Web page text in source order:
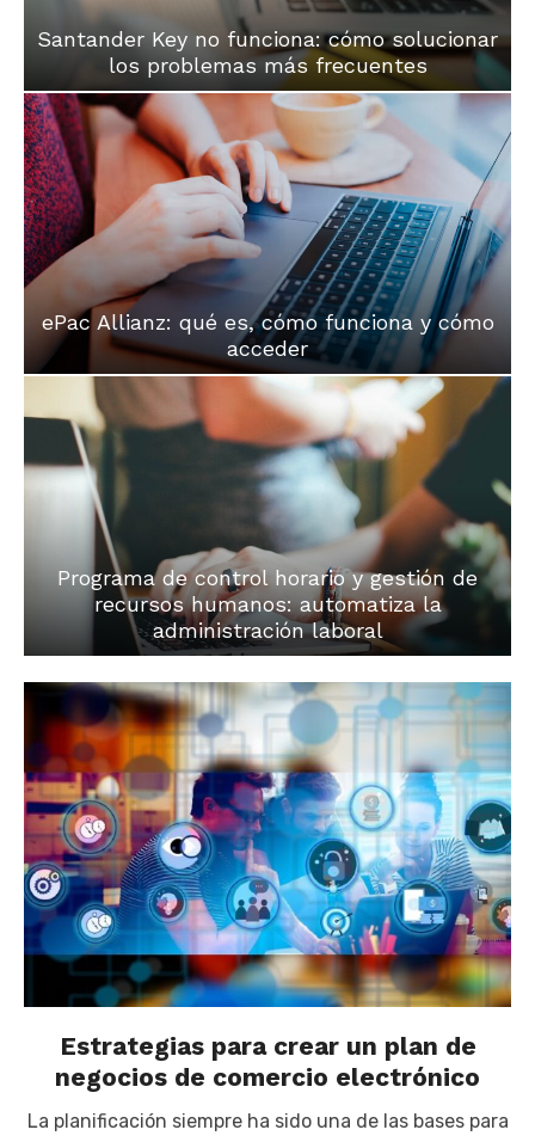
Santander Key no funciona: cómo solucionar
los problemas más frecuentes
ePac Allianz: qué es, cómo funciona y cómo
acceder
Programa de control horario y gestión de
recursos humanos: automatiza la
administración laboral
Estrategias para crear un plan de
negocios de comercio electrónico
La planificación siempre ha sido una de las bases para